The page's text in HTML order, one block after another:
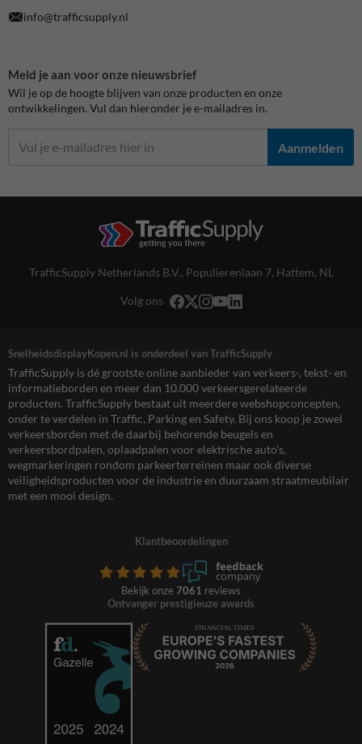
info@trafficsupply.nl
Meld je aan voor onze nieuwsbrief
Wil je op de hoogte blijven van onze producten en onze
ontwikkelingen. Vul dan hieronder je e-mailadres in.
Aanmelden
TrafficSupply Netherlands B.V., Populierenlaan 7, Hattem, NL
Volg ons
SnelheidsdisplayKopen.nl is onderdeel van TrafficSupply
TrafficSupply is dé grootste online aanbieder van verkeers-, tekst- en
informatieborden en meer dan 10.000 verkeersgerelateerde
producten. TrafficSupply bestaat uit meerdere webshopconcepten,
onder te verdelen in Traffic, Parking en Safety. Bij ons koop je zowel
verkeersborden met de daarbij behorende beugels en
verkeersbordpalen, oplaadpalen voor elektrische auto’s,
wegmarkeringen rondom parkeerterreinen maar ook diverse
veiligheidsproducten voor de industrie en duurzaam straatmeubilair
met een mooi design.
Klantbeoordelingen
Bekijk onze 7061 reviews
Ontvanger prestigieuze awards